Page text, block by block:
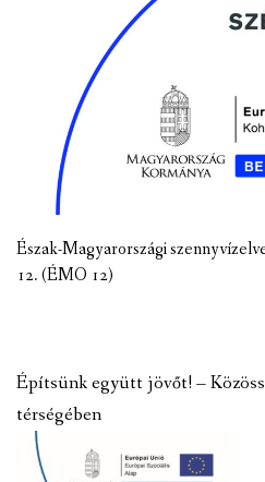
Észak-Magyarországi
12. (ÉMO 12)
Építsünk együtt jövőt! –
térségében